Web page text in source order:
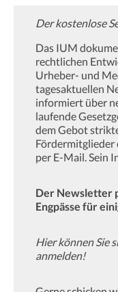
Der kostenlose
Das IUM
rechtlichen
Urheber- und
tagesaktuellen
informiert über
laufende
dem Gebot
Fördermitglieder
per E-Mail. Sein
Der Newsletter
Engpässe für
Hier können Sie
anmelden!